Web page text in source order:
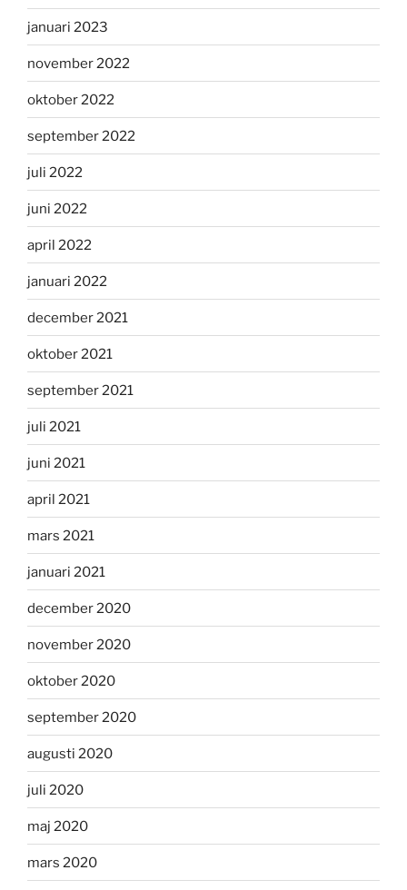
januari 2023
november 2022
oktober 2022
september 2022
juli 2022
juni 2022
april 2022
januari 2022
december 2021
oktober 2021
september 2021
juli 2021
juni 2021
april 2021
mars 2021
januari 2021
december 2020
november 2020
oktober 2020
september 2020
augusti 2020
juli 2020
maj 2020
mars 2020